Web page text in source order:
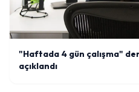
"Haftada 4 gün çalışma"
açıklandı